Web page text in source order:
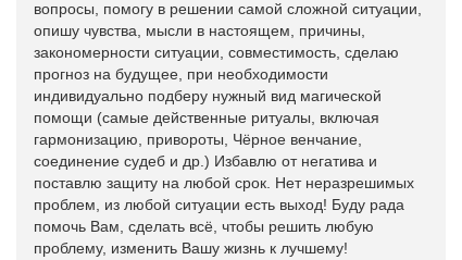
вопросы, помогу в решении самой сложной ситуации,
опишу чувства, мысли в настоящем, причины,
закономерности ситуации, совместимость, сделаю
прогноз на будущее, при необходимости
индивидуально подберу нужный вид магической
помощи (самые действенные ритуалы, включая
гармонизацию, привороты, Чёрное венчание,
соединение судеб и др.) Избавлю от негатива и
поставлю защиту на любой срок. Нет неразрешимых
проблем, из любой ситуации есть выход! Буду рада
помочь Вам, сделать всё, чтобы решить любую
проблему, изменить Вашу жизнь к лучшему!